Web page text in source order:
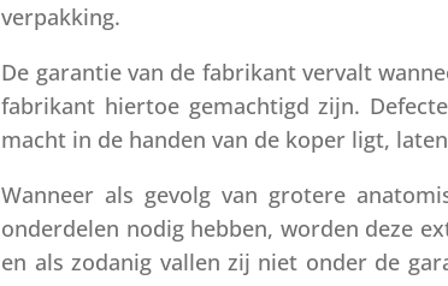
verpakking.
De garantie van de fabrikant vervalt
fabrikant hiertoe gemachtigd zijn.
macht in de handen van de koper ligt,
Wanneer als gevolg van grotere
onderdelen nodig hebben, worden deze
en als zodanig vallen zij niet onder de